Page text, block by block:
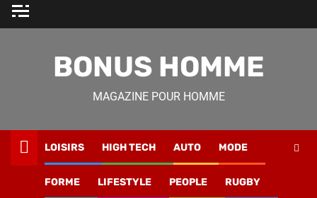
Skip
BONUS HOMME
MAGAZINE POUR HOMME
LOISIRS HIGH TECH AUTO MODE
FORME LIFESTYLE PEOPLE RUGBY
qu’il faut savoir